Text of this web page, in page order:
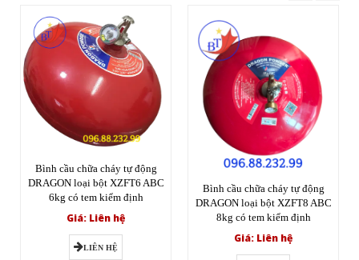
Bình cầu chữa cháy tự động
DRAGON loại bột XZFT6 ABC
6kg có tem kiểm định
Giá: Liên hệ
LIÊN HỆ
Bình cầu chữa cháy tự động
DRAGON loại bột XZFT8 ABC
8kg có tem kiểm định
Giá: Liên hệ